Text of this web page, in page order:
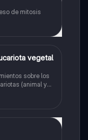
de mitosis
vegetal
sobre los
(animal y